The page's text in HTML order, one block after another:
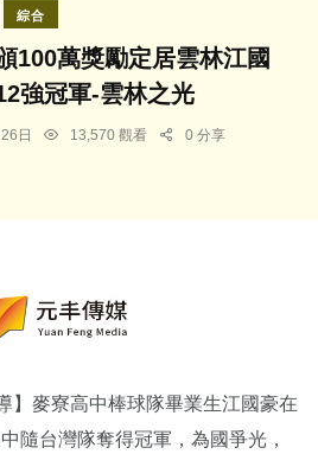
綜合
100萬獎勵定居雲林江國
強冠軍-雲林之光
日 13,570 觀看 0 分享
】麥寮高中棒球隊畢業生江國豪在
隨台灣隊奪得冠軍，為國爭光，